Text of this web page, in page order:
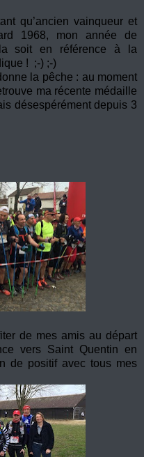
qu’ancien vainqueur et
1968, mon année de
soit en référence à la
! ;-) ;-)
la pêche : au moment
ma récente médaille
désespérément depuis 3
de mes amis au départ
vers Saint Quentin en
de positif avec tous mes